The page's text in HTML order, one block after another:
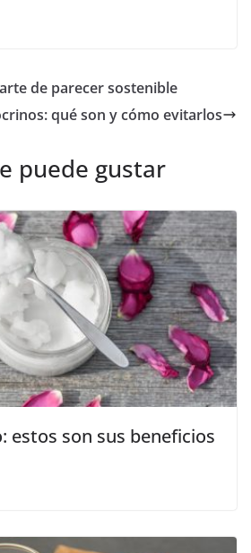
de parecer sostenible
qué son y cómo evitarlos
puede gustar
estos son sus beneficios